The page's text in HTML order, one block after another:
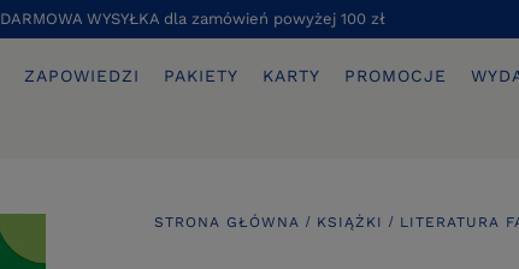
DARMOWA WYSYŁKA dla zamówień powyżej 100 zł
ZAPOWIEDZI PAKIETY KARTY PROMOCJE
STRONA GŁÓWNA KSIĄŻKI LITERATURA